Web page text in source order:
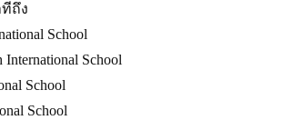
ถึง
School
School
School
School